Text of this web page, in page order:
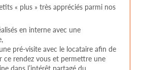
« plus » très appréciés parmi nos
en interne avec une
pré-visite avec le locataire afin de
ce rendez vous et permettre une
dans l’intérêt partagé du